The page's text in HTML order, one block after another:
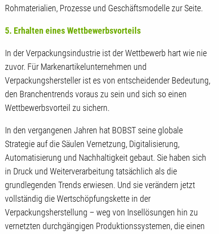
Rohmaterialien, Prozesse und Geschäftsmodelle zur Seite.
5. Erhalten eines Wettbewerbsvorteils
In der Verpackungsindustrie ist der Wettbewerb hart wie nie
zuvor. Für Markenartikelunternehmen und
Verpackungshersteller ist es von entscheidender Bedeutung,
den Branchentrends voraus zu sein und sich so einen
Wettbewerbsvorteil zu sichern.
In den vergangenen Jahren hat BOBST seine globale
Strategie auf die Säulen Vernetzung, Digitalisierung,
Automatisierung und Nachhaltigkeit gebaut. Sie haben sich
in Druck und Weiterverarbeitung tatsächlich als die
grundlegenden Trends erwiesen. Und sie verändern jetzt
vollständig die Wertschöpfungskette in der
Verpackungsherstellung – weg von Insellösungen hin zu
vernetzten durchgängigen Produktionssystemen, die einen